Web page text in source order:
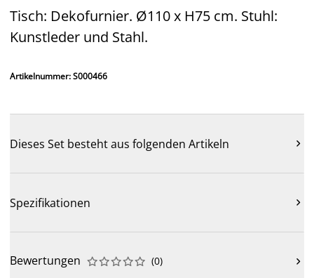
Tisch: Dekofurnier. Ø110 x H75 cm. Stuhl:
Kunstleder und Stahl.
Artikelnummer: S000466
Dieses Set besteht aus folgenden Artikeln 
Spezifikationen 
Bewertungen 




 (0) 